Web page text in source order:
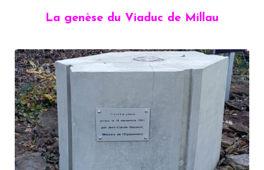
La genèse du Viaduc de Millau